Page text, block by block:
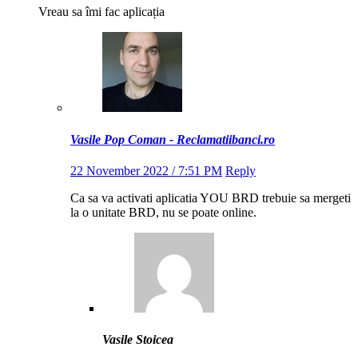
Vreau sa îmi fac aplicația
Vasile Pop Coman - Reclamatiibanci.ro
22 November 2022 / 7:51 PM Reply
Ca sa va activati aplicatia YOU BRD trebuie sa mergeti
la o unitate BRD, nu se poate online.
Vasile Stoicea